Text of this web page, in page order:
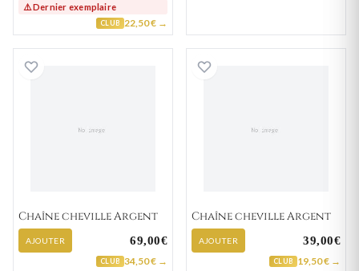
⚠️ Dernier exemplaire
CLUB 22,50 € →
Chaîne cheville Argent
Chaîne cheville Argent
AJOUTER 69,00€
CLUB 34,50 € →
Chaîne cheville Argent
AJOUTER 39,00€
CLUB 19,50 € →